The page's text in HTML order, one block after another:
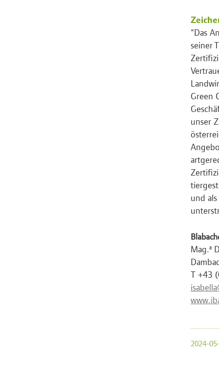
"Das
seiner
Green
unser
und
Mag.a
T +43
2024-